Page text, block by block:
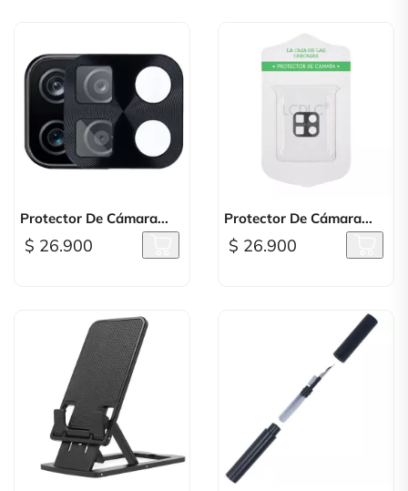
Protector De Cámara...
$ 26.900
Protector De Cámara...
$ 26.900